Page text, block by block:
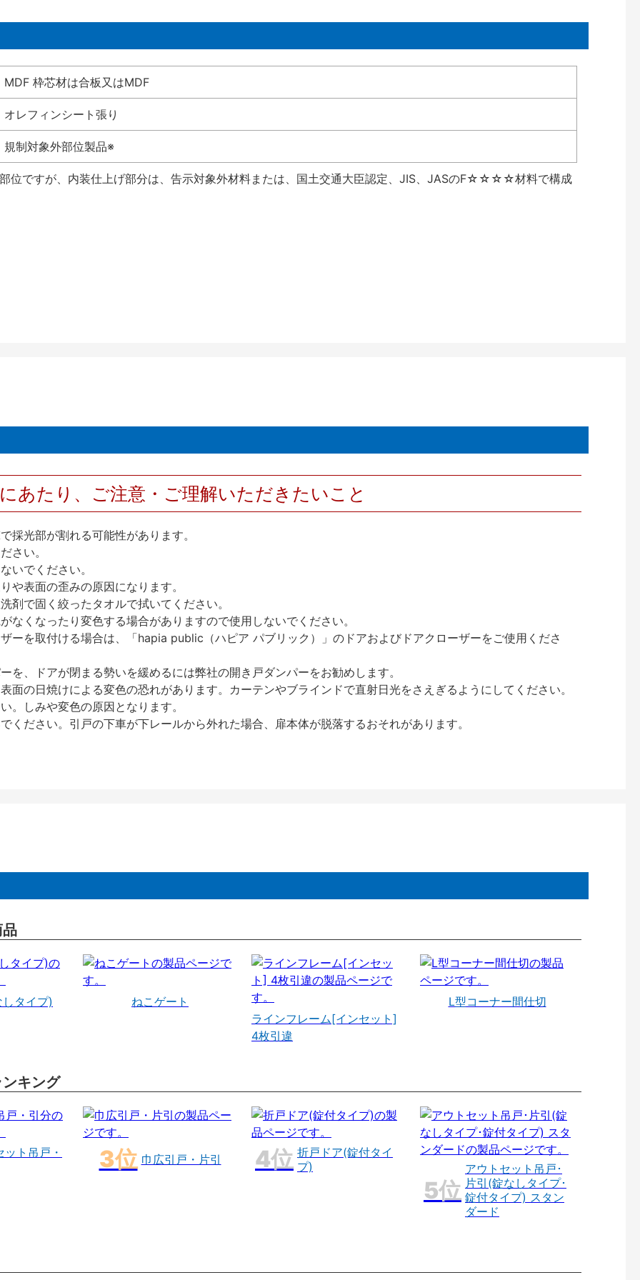
MDF 枠芯材は合板又はMDF
オレフィンシート張り
規制対象外部位製品※
位ですが、内装仕上げ部分は、告示対象外材料または、国土交通大臣認定、JIS、JASのF☆☆☆☆材料で構成
あたり、ご注意・ご理解いただきたいこと
光部が割れる可能性があります。
さい。
いでください。
表面の歪みの原因になります。
で固く絞ったタオルで拭いてください。
くなったり変色する場合がありますので使用しないでください。
ーを取付ける場合は、「hapia public（ハピア パブリック）」のドアおよびドアクローザーをご使用くださ
、ドアが閉まる勢いを緩めるには弊社の開き戸ダンパーをお勧めします。
の日焼けによる変色の恐れがあります。カーテンやブラインドで直射日光をさえぎるようにしてください。
しみや変色の原因となります。
ださい。引戸の下車が下レールから外れた場合、扉本体が脱落するおそれがあります。
タイプ)
ねこゲート
ラインフレーム[インセット]
4枚引違
L型コーナー間仕切
キング
ト吊戸・ 巾広引戸・片引
折戸ドア(錠付タイ
プ)
アウトセット吊戸･
片引(錠なしタイプ･
錠付タイプ) スタン
ダード